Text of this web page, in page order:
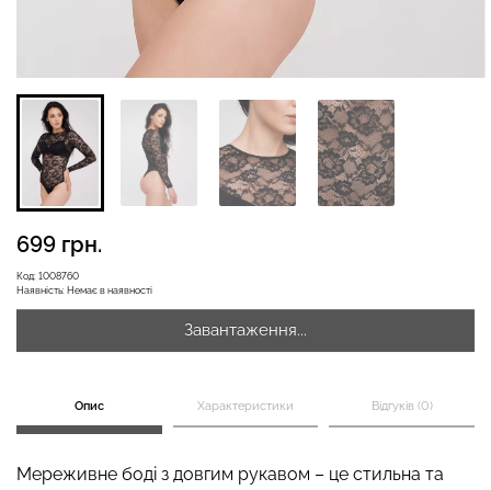
Код: 1008760
Наявність: Немає в наявності
699 грн.
Завантаження...
Опис Характеристики Відгуків (0)
Мереживне боді з довгим рукавом – це стильна та
Безшовні легінси
LEGGINGS (чорний) Giulia
black (чорний) Giulia